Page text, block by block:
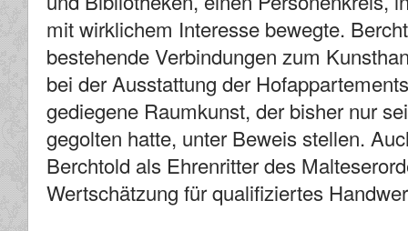
mit wirklichem Interesse bewegte.
bestehende Verbindungen zum
bei der Ausstattung der
gediegene Raumkunst, der bisher nur
gegolten hatte, unter Beweis stellen.
Berchtold als Ehrenritter des
Wertschätzung für qualifiziertes